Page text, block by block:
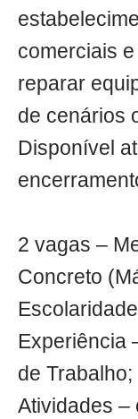
comerciais
reparar
de cenários
Disponível
2 vagas –
Concreto
Experiência
de Trabalho;
Atividades –